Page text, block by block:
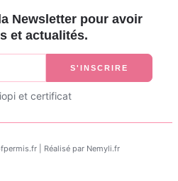
Newsletter pour avoir
et actualités.
S'INSCRIRE
| Réalisé par Nemyli.fr